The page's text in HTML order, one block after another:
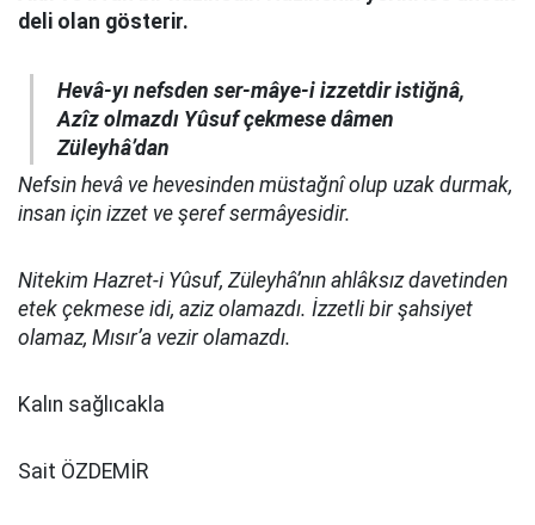
deli olan gösterir.
Hevâ-yı nefsden ser-mâye-i izzetdir istiğnâ,
Azîz olmazdı Yûsuf çekmese dâmen
Züleyhâ’dan
Nefsin hevâ ve hevesinden müstağnî olup uzak durmak,
insan için izzet ve şeref sermâyesidir.
Nitekim Hazret-i Yûsuf, Züleyhâ’nın ahlâksız davetinden
etek çekmese idi, aziz olamazdı. İzzetli bir şahsiyet
olamaz, Mısır’a vezir olamazdı.
Kalın sağlıcakla
Sait ÖZDEMİR